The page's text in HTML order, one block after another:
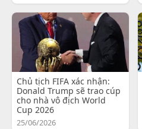
Chủ tịch FIFA xác nhận:
Donald Trump sẽ trao cúp
cho nhà vô địch World
Cup 2026
25/06/2026